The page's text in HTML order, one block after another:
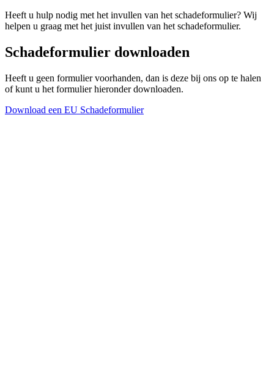
Heeft u hulp nodig met het invullen van het schadeformulier? Wij
helpen u graag met het juist invullen van het schadeformulier.
Schadeformulier downloaden
Heeft u geen formulier voorhanden, dan is deze bij ons op te halen
of kunt u het formulier hieronder downloaden.
Download een EU Schadeformulier